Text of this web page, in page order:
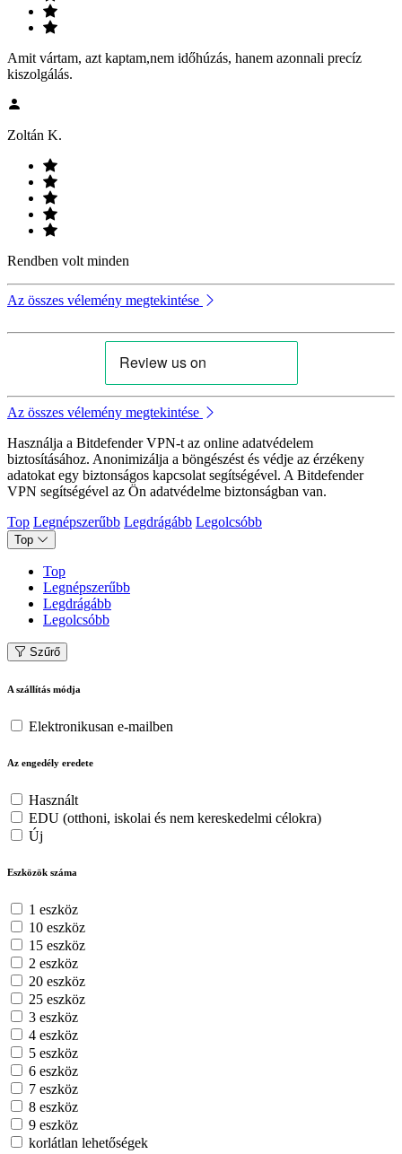
Amit vártam, azt kaptam,nem időhúzás, hanem azonnali precíz
kiszolgálás.
Zoltán K.
Rendben volt minden
Az összes vélemény megtekintése
Az összes vélemény megtekintése
Használja a Bitdefender VPN-t az online adatvédelem
biztosításához. Anonimizálja a böngészést és védje az érzékeny
adatokat egy biztonságos kapcsolat segítségével. A Bitdefender
VPN segítségével az Ön adatvédelme biztonságban van.
Top Legnépszerűbb Legdrágább Legolcsóbb
Top
Top
Legnépszerűbb
Legdrágább
Legolcsóbb
Szűrő
A szállítás módja
Elektronikusan e-mailben
Az engedély eredete
Használt
EDU (otthoni, iskolai és nem kereskedelmi célokra)
Új
Eszközök száma
1 eszköz
10 eszköz
15 eszköz
2 eszköz
20 eszköz
25 eszköz
3 eszköz
4 eszköz
5 eszköz
6 eszköz
7 eszköz
8 eszköz
9 eszköz
korlátlan lehetőségek